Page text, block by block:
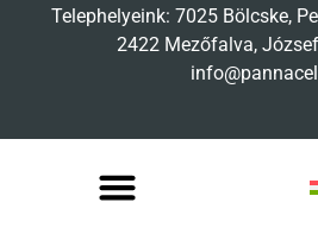
Telephelyeink: 7025 Bölcske,
2422 Mezőfalva,